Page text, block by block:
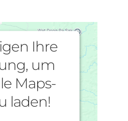
Ihre
um
Maps-
laden!